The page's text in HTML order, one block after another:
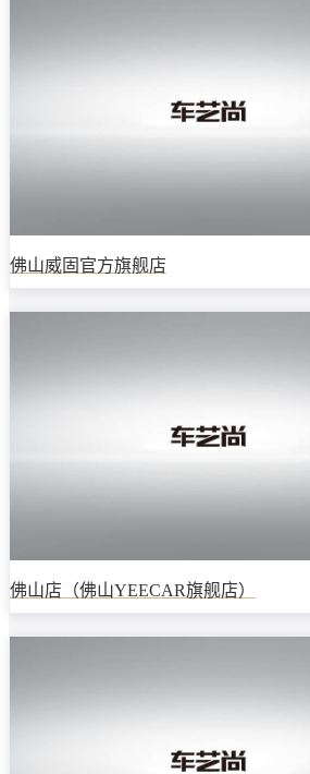
佛山威固官方旗舰店
佛山店（佛山YEECAR旗舰店）